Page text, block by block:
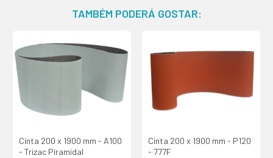
TAMBÉM PODERÁ GOSTAR:
Cinta 200 x 1900 mm - A100
- Trizac Piramidal
Cinta 200 x 1900 mm - P120
- 777F